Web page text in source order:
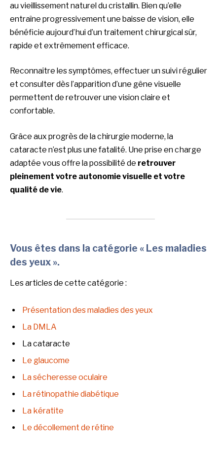
au vieillissement naturel du cristallin. Bien qu’elle
entraîne progressivement une baisse de vision, elle
bénéficie aujourd’hui d’un traitement chirurgical sûr,
rapide et extrêmement efficace.
Reconnaître les symptômes, effectuer un suivi régulier
et consulter dès l’apparition d’une gêne visuelle
permettent de retrouver une vision claire et
confortable.
Grâce aux progrès de la chirurgie moderne, la
cataracte n’est plus une fatalité. Une prise en charge
adaptée vous offre la possibilité de retrouver
pleinement votre autonomie visuelle et votre
qualité de vie.
Vous êtes dans la catégorie « Les maladies
des yeux ».
Les articles de cette catégorie :
Présentation des maladies des yeux
La DMLA
La cataracte
Le glaucome
La sécheresse oculaire
La rétinopathie diabétique
La kératite
Le décollement de rétine